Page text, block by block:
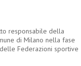
responsabile della
di Milano nella fase
Federazioni sportive